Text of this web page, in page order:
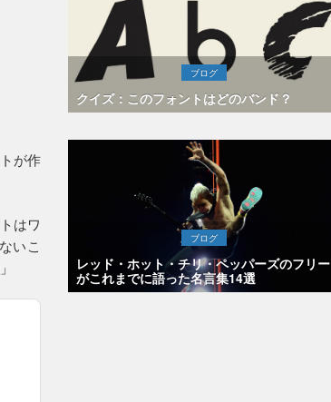
が作
はワ
いこ
ブログ
クイズ：このフォントはどのバンド？
ブログ
レッド・ホット・チリ・ペッパーズのフリー
がこれまでに語った名言集14選